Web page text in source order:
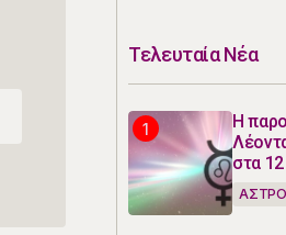
Τελευταία Νέα
Η
στα